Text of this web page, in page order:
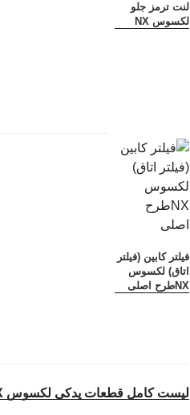
لنت ترمز جلو
لکسوس NX
فیلتر کابین (فیلتر
اتاق) لکسوس
NXطرح اصلی
لیست کامل قطعات یدکی لکسوس NX